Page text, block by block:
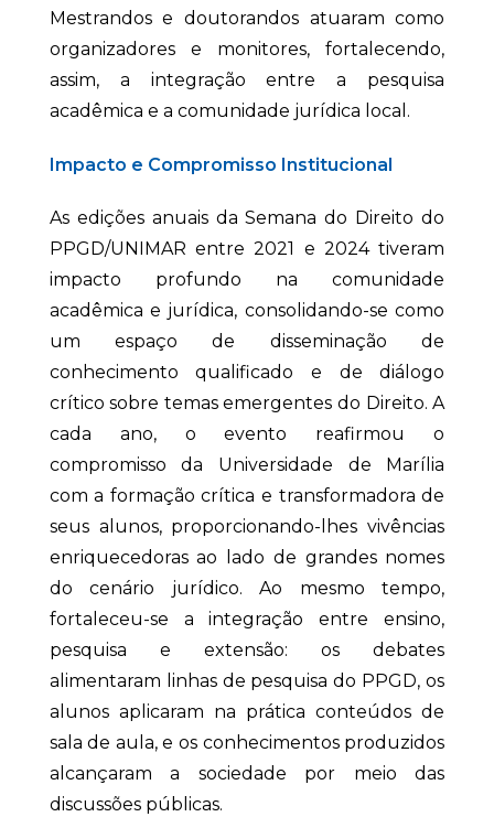
Mestrandos e doutorandos atuaram como
organizadores e monitores, fortalecendo,
assim, a integração entre a pesquisa
acadêmica e a comunidade jurídica local.
Impacto e Compromisso Institucional
As edições anuais da Semana do Direito do
PPGD/UNIMAR entre 2021 e 2024 tiveram
impacto profundo na comunidade
acadêmica e jurídica, consolidando-se como
um espaço de disseminação de
conhecimento qualificado e de diálogo
crítico sobre temas emergentes do Direito. A
cada ano, o evento reafirmou o
compromisso da Universidade de Marília
com a formação crítica e transformadora de
seus alunos, proporcionando-lhes vivências
enriquecedoras ao lado de grandes nomes
do cenário jurídico. Ao mesmo tempo,
fortaleceu-se a integração entre ensino,
pesquisa e extensão: os debates
alimentaram linhas de pesquisa do PPGD, os
alunos aplicaram na prática conteúdos de
sala de aula, e os conhecimentos produzidos
alcançaram a sociedade por meio das
discussões públicas.